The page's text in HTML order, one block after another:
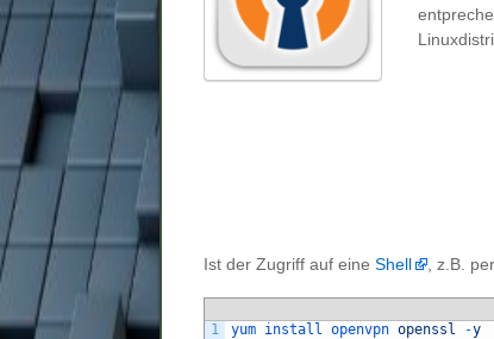
Ist der Zugriff auf eineShell , z.B. per
1 yum install openvpn openssl -y